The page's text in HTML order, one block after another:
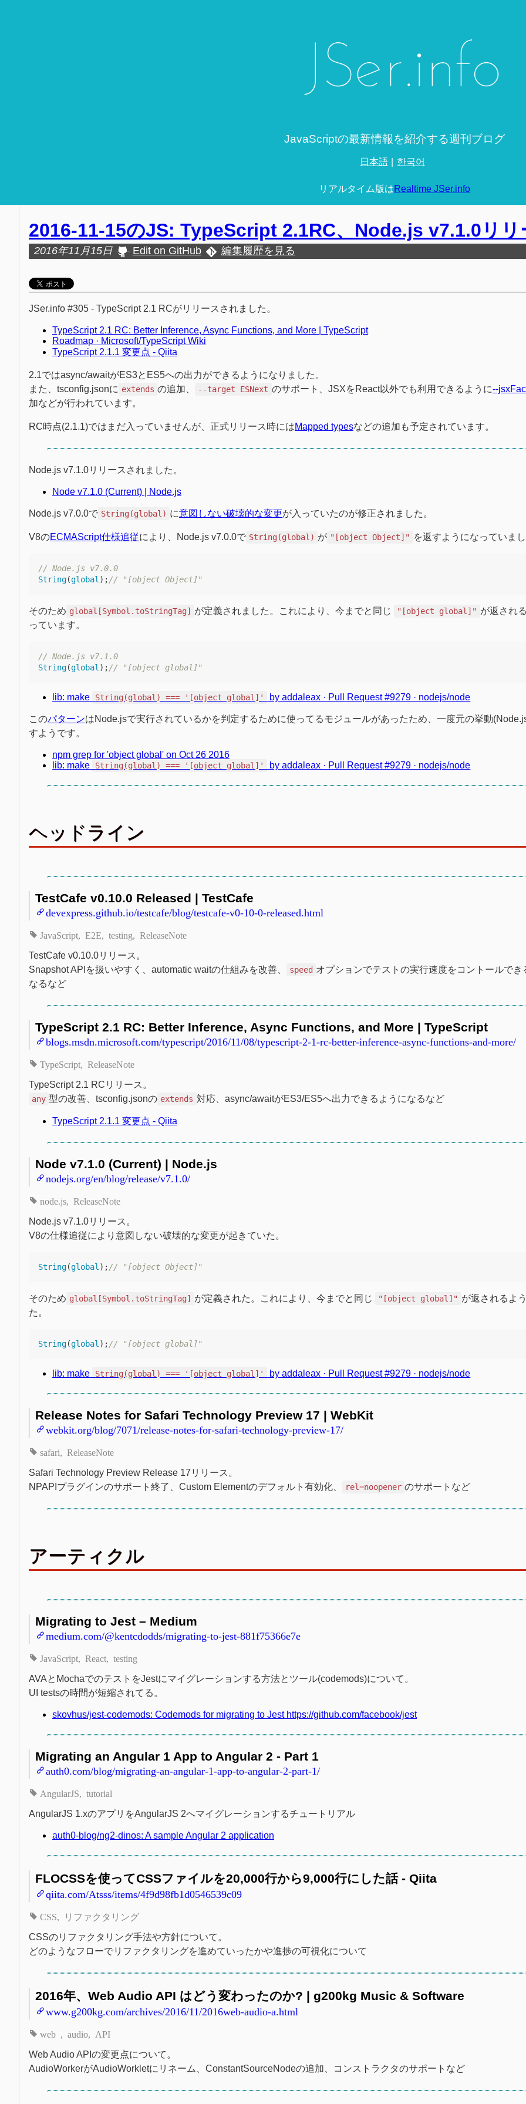
JavaScriptの最新情報を紹介する週刊ブログ
日本語 한국어
リアルタイム版はRealtime JSer.info
2016-11-15のJS: TypeScript 2.1RC、Node.js v7.1.0リリ
2016年11月15日 Edit on GitHub 編集履歴を見る
JSer.info #305 - TypeScript 2.1 RCがリリースされました。
TypeScript 2.1 RC: Better Inference, Async Functions, and More | TypeScript
Roadmap · Microsoft/TypeScript Wiki
TypeScript 2.1.1 変更点 - Qiita
2.1ではasync/awaitがES3とES5への出力ができるようになりました。
また、tsconfig.jsonに extends の追加、 --target ESNext のサポート、JSXをReact以外でも利用できるように--
加などが行われています。
RC時点(2.1.1)ではまだ入っていませんが、正式リリース時にはMapped typesなどの追加も予定されています。
Node.js v7.1.0リリースされました。
Node v7.1.0 (Current) | Node.js
Node.js v7.0.0で String(global) に意図しない破壊的な変更が入っていたのが修正されました。
V8のECMAScript仕様追従により、Node.js v7.0.0で String(global) が "[object Object]" を返すようになっていま
// Node.js v7.0.0
String(global ); // "[object Object]"
そのため global[Symbol.toStringTag] が定義されました。これにより、今までと同じ "[object global]" が返され
っています。
// Node.js v7.1.0
String(global ); // "[object global]"
lib: make String(global) === '[object global]' by addaleax · Pull Request #9279 · nodejs/node
このパターンはNode.jsで実行されているかを判定するために使ってるモジュールがあったため、一度元の挙動
すようです。
npm grep for 'object global' on Oct 26 2016
lib: make
String(global) === '[object global]' by addaleax · Pull Request #9279 · nodejs/node
ヘッドライン
TestCafe v0.10.0 Released | TestCafe
devexpress.github.io/testcafe/blog/testcafe-v0-10-0-released.html
JavaScript E2E testing ReleaseNote
TestCafe v0.10.0リリース。
Snapshot APIを扱いやすく、automatic waitの仕組みを改善、
speed オプションでテストの実行速度をコントールでき
なるなど
TypeScript 2.1 RC: Better Inference, Async Functions, and More | TypeScript
blogs.msdn.microsoft.com/typescript/2016/11/08/typescript-2-1-rc-better-inference-async-functions-and-more/
TypeScript ReleaseNote
TypeScript 2.1 RCリリース。
any 型の改善、tsconfig.jsonの extends 対応、async/awaitがES3/ES5へ出力できるようになるなど
TypeScript 2.1.1 変更点 - Qiita
Node v7.1.0 (Current) | Node.js
nodejs.org/en/blog/release/v7.1.0/
node.js ReleaseNote
Node.js v7.1.0リリース。
V8の仕様追従により意図しない破壊的な変更が起きていた。
String(global ); // "[object Object]"
そのため global[Symbol.toStringTag] が定義された。これにより、今までと同じ "[object global]" が返されるよ
た。
String(global ); // "[object global]"
lib: make String(global) === '[object global]' by addaleax · Pull Request #9279 · nodejs/node
Release Notes for Safari Technology Preview 17 | WebKit
webkit.org/blog/7071/release-notes-for-safari-technology-preview-17/
safari ReleaseNote
Safari Technology Preview Release 17リリース。
NPAPIプラグインのサポート終了、Custom Elementのデフォルト有効化、
rel=noopener のサポートなど
アーティクル
Migrating to Jest – Medium
medium.com/@kentcdodds/migrating-to-jest-881f75366e7e
JavaScript React testing
AVAとMochaでのテストをJestにマイグレーションする方法とツール(codemods)について。
UI testsの時間が短縮されてる。
skovhus/jest-codemods: Codemods for migrating to Jest https://github.com/facebook/jest
Migrating an Angular 1 App to Angular 2 - Part 1
auth0.com/blog/migrating-an-angular-1-app-to-angular-2-part-1/
AngularJS tutorial
AngularJS 1.xのアプリをAngularJS 2へマイグレーションするチュートリアル
auth0-blog/ng2-dinos: A sample Angular 2 application
FLOCSSを使ってCSSファイルを20,000行から9,000行にした話 - Qiita
qiita.com/Atsss/items/4f9d98fb1d0546539c09
CSS リファクタリング
CSSのリファクタリング手法や方針について。
どのようなフローでリファクタリングを進めていったかや進捗の可視化について
2016年、Web Audio API はどう変わったのか? | g200kg Music & Software
www.g200kg.com/archives/2016/11/2016web-audio-a.html
web audio API
Web Audio APIの変更点について。
AudioWorkerがAudioWorkletにリネーム、ConstantSourceNodeの追加、コンストラクタのサポートなど